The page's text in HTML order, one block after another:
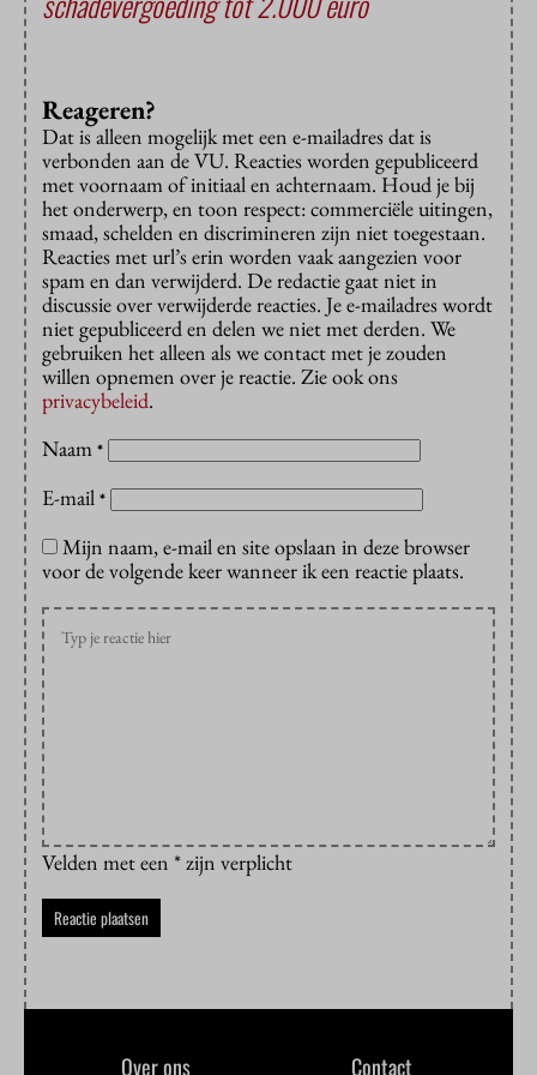
Reageren?
Dat is alleen mogelijk met een e-mailadres dat is
verbonden aan de VU. Reacties worden gepubliceerd
met voornaam of initiaal en achternaam. Houd je bij
het onderwerp, en toon respect: commerciële uitingen,
smaad, schelden en discrimineren zijn niet toegestaan.
Reacties met url’s erin worden vaak aangezien voor
spam en dan verwijderd. De redactie gaat niet in
discussie over verwijderde reacties. Je e-mailadres wordt
niet gepubliceerd en delen we niet met derden. We
gebruiken het alleen als we contact met je zouden
willen opnemen over je reactie. Zie ook ons
privacybeleid.
Naam *
E-mail *
Mijn naam, e-mail en site opslaan in deze browser
voor de volgende keer wanneer ik een reactie plaats.
Velden met een * zijn verplicht
Over ons Contact